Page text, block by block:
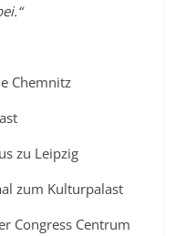
Chemnitz
zu Leipzig
zum Kulturpalast
Congress Centrum